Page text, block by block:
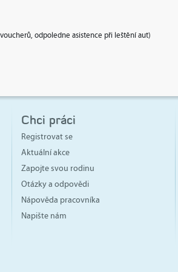
odpoledne asistence při leštění aut)
Chci práci
Registrovat se
Aktuální akce
Zapojte svou rodinu
Otázky a odpovědi
Nápověda pracovníka
Napište nám